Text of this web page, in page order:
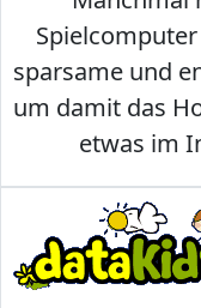
sparsame und
um damit das
etwas im